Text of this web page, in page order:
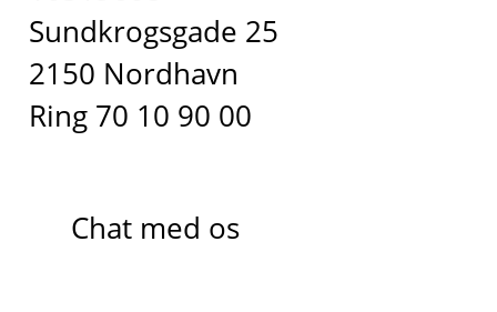
Sundkrogsgade 25
2150 Nordhavn
Ring 70 10 90 00
Chat med os